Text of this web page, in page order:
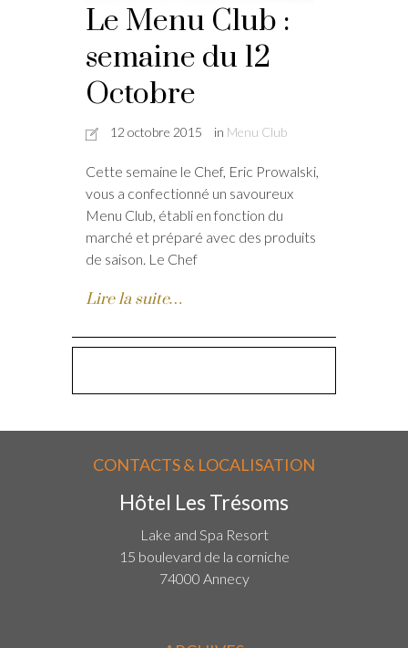
Le Menu Club :
semaine du 12
Octobre
12 octobre 2015 in Menu Club
Cette semaine le Chef, Eric Prowalski,
vous a confectionné un savoureux
Menu Club, établi en fonction du
marché et préparé avec des produits
de saison. Le Chef
Lire la suite…
CONTACTS & LOCALISATION
Hôtel Les Trésoms
Lake and Spa Resort
15 boulevard de la corniche
74000 Annecy